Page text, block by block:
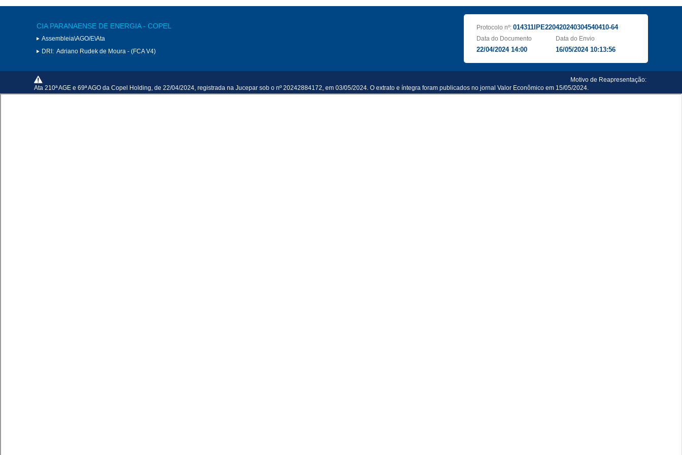
CIA PARANAENSE DE ENERGIA - COPEL
Assembleia\AGO/E\Ata
DRI: Adriano Rudek de Moura - (FCA V4)
Protocolo nº: 014311IPE220420240304540410-64
Data do Documento
22/04/2024 14:00
Data do Envio
16/05/2024 10:13:56
Motivo de Reapresentação:
Ata 210ª AGE e 69ª AGO da Copel Holding, de 22/04/2024, registrada na Jucepar sob o nº 20242884172, em 03/05/2024. O extrato e íntegra foram publicados no jornal Valor Econômico em 15/05/2024.